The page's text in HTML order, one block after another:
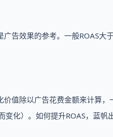
告效果的参考。一般ROAS大
值除以广告花费金额来计算，
变化）。如何提升ROAS，蓝帆